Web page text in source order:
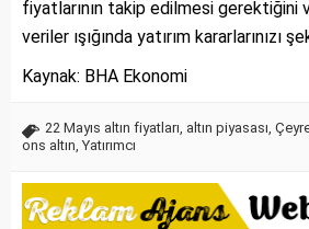
fiyatlarının takip edilmesi gerektiğini
veriler ışığında yatırım kararlarınızı
Kaynak: BHA Ekonomi
22 Mayıs altın fiyatları, altın piyasası,
ons altın, Yatırımcı